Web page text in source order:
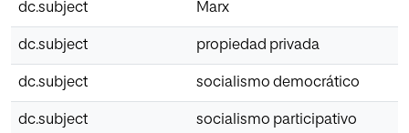
dc.subject Marx
dc.subject propiedad privada
dc.subject socialismo democrático
dc.subject socialismo participativo